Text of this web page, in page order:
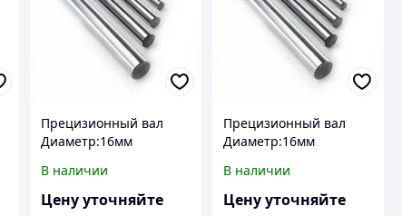
Прецизионный вал
Диаметр:16мм
В наличии
Цену уточняйте
Прецизионный вал
Диаметр:16мм
В наличии
Цену уточняйте